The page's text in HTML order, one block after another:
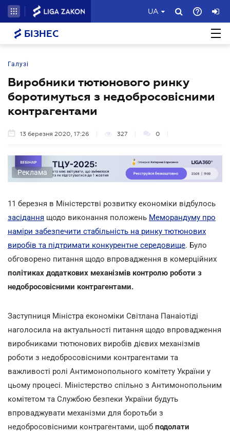
UA
БІЗНЕС
Галузі
Виробники тютюнового ринку
боротимуться з недобросовісними
контрагентами
13 березня 2020, 17:26 327 0
Реклама
11 березня в Міністерстві розвитку економіки відбулось
засідання щодо виконання положень Меморандуму про
наміри забезпечити стабільність на ринку тютюнових
виробів та підтримати конкурентне середовище. Було
обговорено питання щодо впровадження в комерційних
політиках додаткових механізмів контролю роботи з
недобросовісними контрагентами.
Заступниця Міністра економіки Світлана Панаіотіді
наголосила на актуальності питання щодо впровадження
виробниками тютюнових виробів дієвих механізмів
роботи з недобросовісними контрагентами та
важливості ролі Антимонопольного комітету України у
цьому процесі. Міністерство спільно з Антимонопольним
комітетом та Службою безпеки України будуть
впроваджувати механізми для боротьби з
недобросовісними контрагентами, щоб подолати